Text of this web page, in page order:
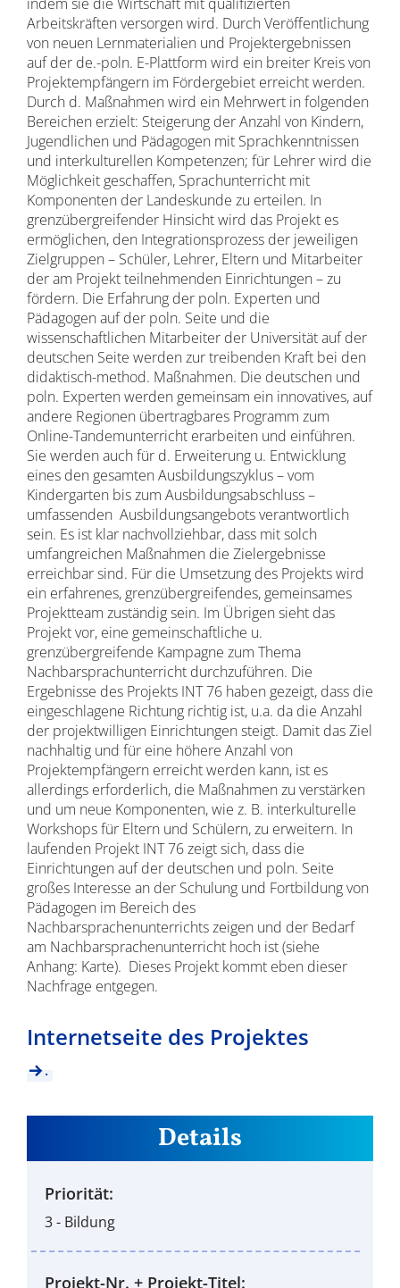
Arbeitskräften versorgen wird. Durch Veröffentlichung
von neuen Lernmaterialien und Projektergebnissen
auf der de.-poln. E-Plattform wird ein breiter Kreis von
Projektempfängern im Fördergebiet erreicht werden.
Durch d. Maßnahmen wird ein Mehrwert in folgenden
Bereichen erzielt: Steigerung der Anzahl von Kindern,
Jugendlichen und Pädagogen mit Sprachkenntnissen
und interkulturellen Kompetenzen; für Lehrer wird die
Möglichkeit geschaffen, Sprachunterricht mit
Komponenten der Landeskunde zu erteilen. In
grenzübergreifender Hinsicht wird das Projekt es
ermöglichen, den Integrationsprozess der jeweiligen
Zielgruppen – Schüler, Lehrer, Eltern und Mitarbeiter
der am Projekt teilnehmenden Einrichtungen – zu
fördern. Die Erfahrung der poln. Experten und
Pädagogen auf der poln. Seite und die
wissenschaftlichen Mitarbeiter der Universität auf der
deutschen Seite werden zur treibenden Kraft bei den
didaktisch-method. Maßnahmen. Die deutschen und
poln. Experten werden gemeinsam ein innovatives, auf
andere Regionen übertragbares Programm zum
Online-Tandemunterricht erarbeiten und einführen.
Sie werden auch für d. Erweiterung u. Entwicklung
eines den gesamten Ausbildungszyklus – vom
Kindergarten bis zum Ausbildungsabschluss –
umfassenden Ausbildungsangebots verantwortlich
sein. Es ist klar nachvollziehbar, dass mit solch
umfangreichen Maßnahmen die Zielergebnisse
erreichbar sind. Für die Umsetzung des Projekts wird
ein erfahrenes, grenzübergreifendes, gemeinsames
Projektteam zuständig sein. Im Übrigen sieht das
Projekt vor, eine gemeinschaftliche u.
grenzübergreifende Kampagne zum Thema
Nachbarsprachunterricht durchzuführen. Die
Ergebnisse des Projekts INT 76 haben gezeigt, dass die
eingeschlagene Richtung richtig ist, u.a. da die Anzahl
der projektwilligen Einrichtungen steigt. Damit das Ziel
nachhaltig und für eine höhere Anzahl von
Projektempfängern erreicht werden kann, ist es
allerdings erforderlich, die Maßnahmen zu verstärken
und um neue Komponenten, wie z. B. interkulturelle
Workshops für Eltern und Schülern, zu erweitern. In
laufenden Projekt INT 76 zeigt sich, dass die
Einrichtungen auf der deutschen und poln. Seite
großes Interesse an der Schulung und Fortbildung von
Pädagogen im Bereich des
Nachbarsprachenunterrichts zeigen und der Bedarf
am Nachbarsprachenunterricht hoch ist (siehe
Anhang: Karte). Dieses Projekt kommt eben dieser
Nachfrage entgegen.
Internetseite des Projektes
.
Details
Priorität:
3 - Bildung
Projekt-Nr. + Projekt-Titel: